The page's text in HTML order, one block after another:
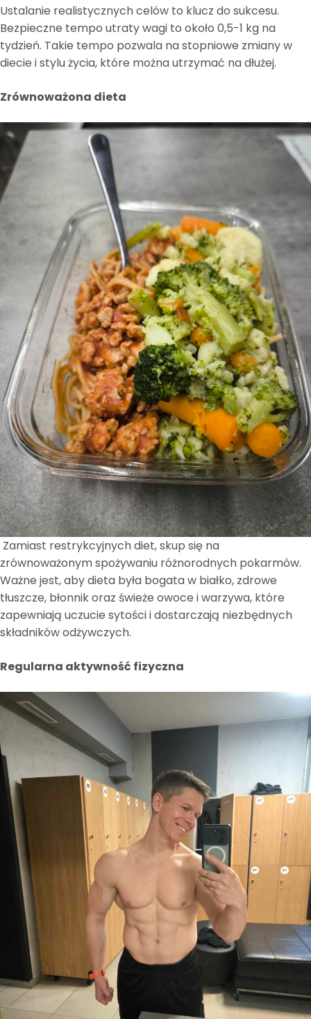
Ustalanie realistycznych celów to klucz do sukcesu.
Bezpieczne tempo utraty wagi to około 0,5-1 kg na
tydzień. Takie tempo pozwala na stopniowe zmiany w
diecie i stylu życia, które można utrzymać na dłużej.
Zrównoważona dieta
Zamiast restrykcyjnych diet, skup się na
zrównoważonym spożywaniu różnorodnych pokarmów.
Ważne jest, aby dieta była bogata w białko, zdrowe
tłuszcze, błonnik oraz świeże owoce i warzywa, które
zapewniają uczucie sytości i dostarczają niezbędnych
składników odżywczych.
Regularna aktywność fizyczna